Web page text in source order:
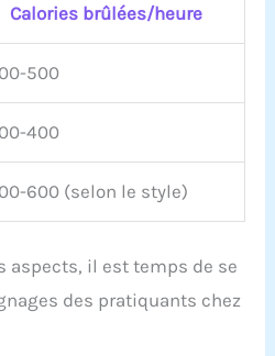
Calories brûlées/heure
500
400
600 (selon le style)
aspects, il est temps de se
des pratiquants chez